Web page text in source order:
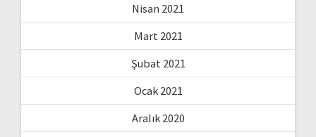
Nisan 2021
Mart 2021
Şubat 2021
Ocak 2021
Aralık 2020